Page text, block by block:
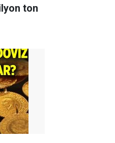
ton